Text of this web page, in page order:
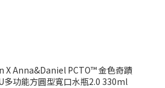
PCTO™ 金色奇蹟
多功能方圓型寬口水瓶2.0 330ml